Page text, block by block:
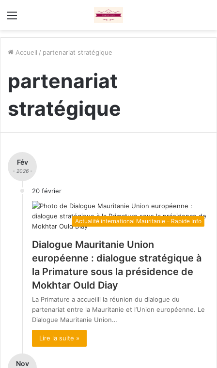
Menu
Accueil / partenariat stratégique
partenariat
stratégique
Fév
- 2026 -
20 février
Actualité international Mauritanie – Rapide Info
Dialogue Mauritanie Union
européenne : dialogue stratégique à
la Primature sous la présidence de
Mokhtar Ould Diay
La Primature a accueilli la réunion du dialogue du
partenariat entre la Mauritanie et l’Union européenne. Le
Dialogue Mauritanie Union…
Lire la suite »
Nov